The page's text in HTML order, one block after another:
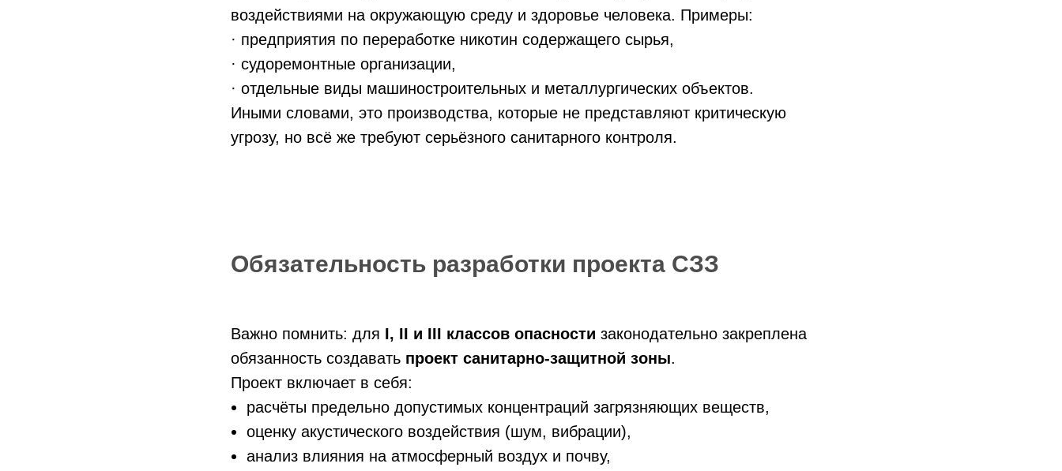
воздействиями на окружающую среду и здоровье человека. Примеры:
· предприятия по переработке никотин содержащего сырья,
· судоремонтные организации,
· отдельные виды машиностроительных и металлургических объектов.
Иными словами, это производства, которые не представляют критическую
угрозу, но всё же требуют серьёзного санитарного контроля.
Обязательность разработки проекта СЗЗ
Важно помнить: для I, II и III классов опасности законодательно закреплена
обязанность создавать проект санитарно-защитной зоны.
Проект включает в себя:
расчёты предельно допустимых концентраций загрязняющих веществ,
оценку акустического воздействия (шум, вибрации),
анализ влияния на атмосферный воздух и почву,